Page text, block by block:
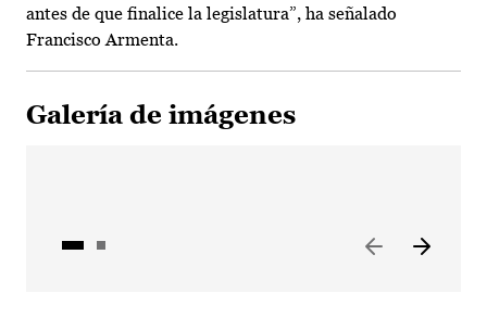
antes de que finalice la legislatura”, ha señalado
Francisco Armenta.
Galería de imágenes